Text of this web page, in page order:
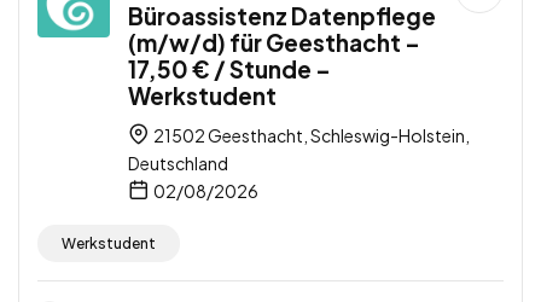
Büroassistenz Datenpflege
(m/w/d) für Geesthacht –
17,50 € / Stunde –
Werkstudent
21502 Geesthacht, Schleswig-Holstein,
Deutschland
02/08/2026
Werkstudent